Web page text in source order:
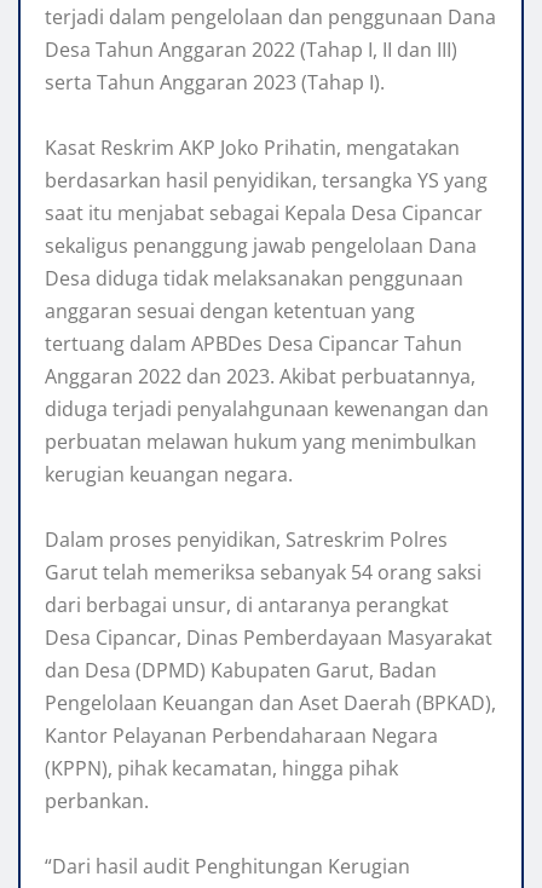
terjadi dalam pengelolaan dan penggunaan Dana
Desa Tahun Anggaran 2022 (Tahap I, II dan III)
serta Tahun Anggaran 2023 (Tahap I).
‎Kasat Reskrim AKP Joko Prihatin, mengatakan
berdasarkan hasil penyidikan, tersangka YS yang
saat itu menjabat sebagai Kepala Desa Cipancar
sekaligus penanggung jawab pengelolaan Dana
Desa diduga tidak melaksanakan penggunaan
anggaran sesuai dengan ketentuan yang
tertuang dalam APBDes Desa Cipancar Tahun
Anggaran 2022 dan 2023. Akibat perbuatannya,
diduga terjadi penyalahgunaan kewenangan dan
perbuatan melawan hukum yang menimbulkan
kerugian keuangan negara.
‎Dalam proses penyidikan, Satreskrim Polres
Garut telah memeriksa sebanyak 54 orang saksi
dari berbagai unsur, di antaranya perangkat
Desa Cipancar, Dinas Pemberdayaan Masyarakat
dan Desa (DPMD) Kabupaten Garut, Badan
Pengelolaan Keuangan dan Aset Daerah (BPKAD),
Kantor Pelayanan Perbendaharaan Negara
(KPPN), pihak kecamatan, hingga pihak
perbankan.
‎“Dari hasil audit Penghitungan Kerugian